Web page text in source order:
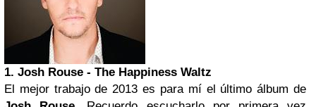
1. Josh Rouse - The Happiness Waltz
El mejor trabajo de 2013 es para mí el último álbum de